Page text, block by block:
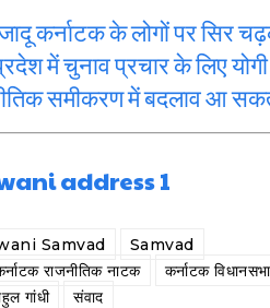
कर्नाटक के लोगों पर सिर
में चुनाव प्रचार के लिए
समीकरण में बदलाव आ
Samvad
Samvad
राजनीतिक नाटक कर्नाटक विधानसभा
गांधी संवाद